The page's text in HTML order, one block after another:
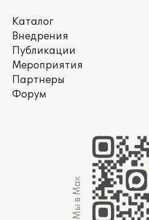
Каталог
Внедрения
Публикации
Мероприятия
Партнеры
Форум
Мы в Max